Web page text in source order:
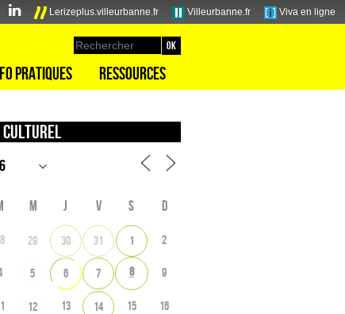
Lerizeplus.villeurbanne.fr Villeurbanne.fr Viva en ligne
pratiques Ressources
culturel
M J V S D
29 30 31 1 2
5 6 7 8 9
12 13 14 15 16